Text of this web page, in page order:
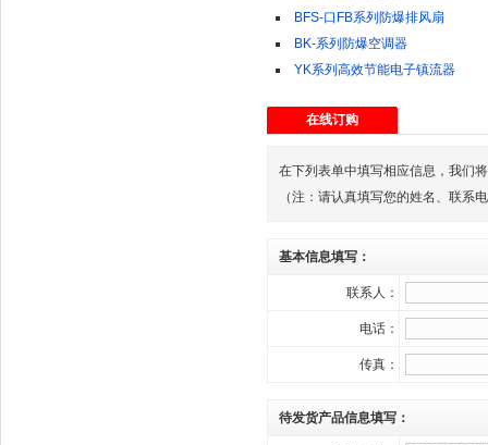
BFS-口FB系列防爆排风扇
BK-系列防爆空调器
YK系列高效节能电子镇流器
在线订购
在下列表单中填写相应信息，我们
（注：请认真填写您的姓名、联系
基本信息填写：
联系人：
电话：
传真：
待发货产品信息填写：